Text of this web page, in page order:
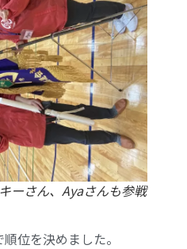
ーさん、Ayaさんも参戦
位を決めました。